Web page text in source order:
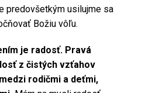
predovšetkým usilujme sa
Božiu vôľu.
je radosť. Pravá
z čistých vzťahov
rodičmi a deťmi,